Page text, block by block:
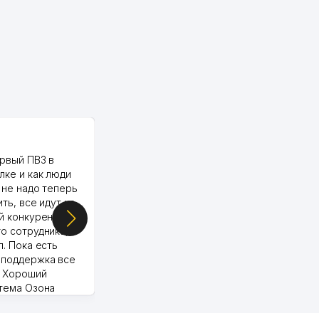
ПВЗ в
и как люди
надо теперь
все идут ко
конкуренции.
сотрудника,
Пока есть
все
Хороший
Озона